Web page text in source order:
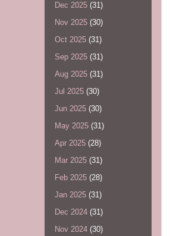
Dec 2025 (31)
Nov 2025 (30)
Oct 2025 (31)
Sep 2025 (31)
Aug 2025 (31)
Jul 2025 (30)
Jun 2025 (30)
May 2025 (31)
Apr 2025 (28)
Mar 2025 (31)
Feb 2025 (28)
Jan 2025 (31)
Dec 2024 (31)
Nov 2024 (30)